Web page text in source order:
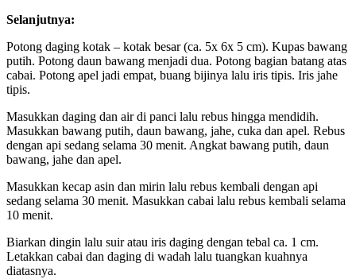
Selanjutnya:
Potong daging kotak – kotak besar (ca. 5x 6x 5 cm). Kupas bawang
putih. Potong daun bawang menjadi dua. Potong bagian batang atas
cabai. Potong apel jadi empat, buang bijinya lalu iris tipis. Iris jahe
tipis.
Masukkan daging dan air di panci lalu rebus hingga mendidih.
Masukkan bawang putih, daun bawang, jahe, cuka dan apel. Rebus
dengan api sedang selama 30 menit. Angkat bawang putih, daun
bawang, jahe dan apel.
Masukkan kecap asin dan mirin lalu rebus kembali dengan api
sedang selama 30 menit. Masukkan cabai lalu rebus kembali selama
10 menit.
Biarkan dingin lalu suir atau iris daging dengan tebal ca. 1 cm.
Letakkan cabai dan daging di wadah lalu tuangkan kuahnya
diatasnya.